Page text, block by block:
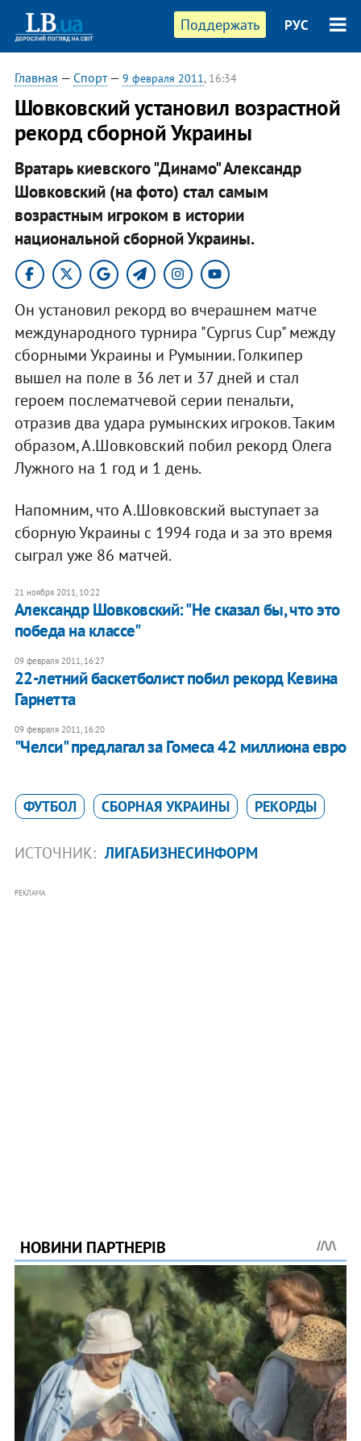
Поддержать РУС
Главная — Спорт— 9 февраля 2011, 16:34
Шовковский установил возрастной
рекорд сборной Украины
Вратарь киевского "Динамо" Александр
Шовковский (на фото) стал самым
возрастным игроком в истории
национальной сборной Украины.
Он установил рекорд во вчерашнем матче
международного турнира "Cyprus Cup" между
сборными Украины и Румынии. Голкипер
вышел на поле в 36 лет и 37 дней и стал
героем послематчевой серии пенальти,
отразив два удара румынских игроков. Таким
образом, А.Шовковский побил рекорд Олега
Лужного на 1 год и 1 день.
Напомним, что А.Шовковский выступает за
сборную Украины с 1994 года и за это время
сыграл уже 86 матчей.
21 ноября 2011, 10:22
Александр Шовковский: "Не сказал бы, что это
победа на классе"
09 февраля 2011, 16:27
22-летний баскетболист побил рекорд Кевина
Гарнетта
09 февраля 2011, 16:20
"Челси" предлагал за Гомеса 42 миллиона евро
ФУТБОЛ СБОРНАЯ УКРАИНЫ РЕКОРДЫ
ИСТОЧНИК: ЛИГАБИЗНЕСИНФОРМ
РЕКЛАМА